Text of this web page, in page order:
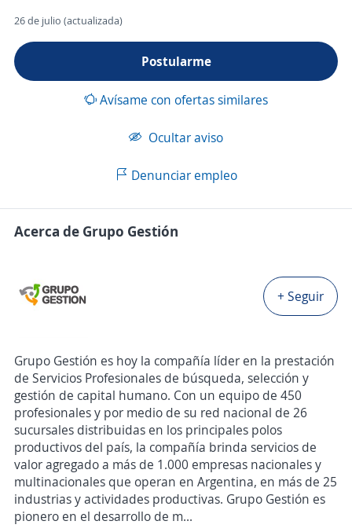
26 de julio (actualizada)
Postularme
Avísame con ofertas similares
Ocultar aviso
Denunciar empleo
Acerca de Grupo Gestión
+ Seguir
Grupo Gestión es hoy la compañía líder en la prestación
de Servicios Profesionales de búsqueda, selección y
gestión de capital humano. Con un equipo de 450
profesionales y por medio de su red nacional de 26
sucursales distribuidas en los principales polos
productivos del país, la compañía brinda servicios de
valor agregado a más de 1.000 empresas nacionales y
multinacionales que operan en Argentina, en más de 25
industrias y actividades productivas. Grupo Gestión es
pionero en el desarrollo de m...